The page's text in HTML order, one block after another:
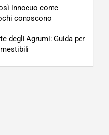
innocuo come
conoscono
degli Agrumi: Guida per